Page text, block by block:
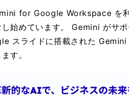
for Google Workspace を
始めています。 Gemini がサ
スライドに搭載された
す。